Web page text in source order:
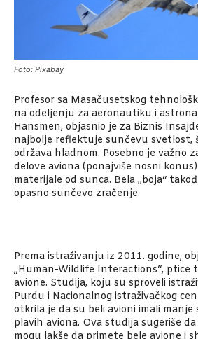
Foto: Pixabay
Profesor sa Masačusetskog
na odeljenju za aeronautiku i
Hansmen, objasnio je za Biznis
najbolje reflektuje sunčevu svetlost,
održava hladnom. Posebno je važno
delove aviona (ponajviše nosni
materijale od sunca. Bela „boja“
opasno sunčevo zračenje.
Prema istraživanju iz 2011. godine,
„Human-Wildlife Interactions“, ptice
avione. Studija, koju su sproveli
Purdu i Nacionalnog istraživačkog
otkrila je da su beli avioni imali manje
plavih aviona. Ova studija sugeriše